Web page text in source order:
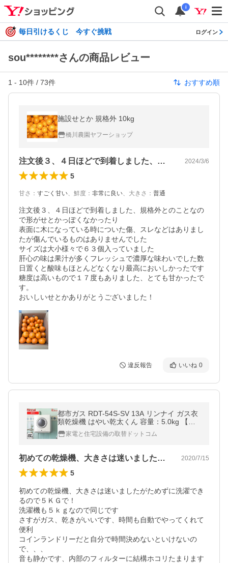
i
毎日引けるくじ 今すぐ挑戦 ログイン
sou********さんの商品レビュー
1 - 10件 / 73件 おすすめ順
施設せとか 規格外 10kg
橋川農園ヤフーショップ
注文後３、４日ほどで到着しました、規格… 2024/3/6
5
甘さ ： すごく甘い、 鮮度 ： 非常に良い、 大きさ ： 普通
注文後３、４日ほどで到着しました、規格外とのことなの
で形がせとかっぽくなかったり
表面に木になっている時についた傷、スレなどはありまし
たが傷んでいるものはありませんでした
サイズは大小様々で６３個入っていました
肝心の味は果汁が多くフレッシュで濃厚な味わいでした数
日置くと酸味もほとんどなくなり最高においしかったです
糖度は高いもので１７度もありました、とても甘かったで
す。
おいしいせとかありがとうございました！
違反報告 いいね 0
都市ガス RDT-54S-SV 13A リンナイ ガス衣
類乾燥機 はやい乾太くん 容量：5.0kg 【取
付対応不可】【在庫なし時後継品での出荷対
応】家電と住宅設備の取替ドットコム
初めての乾燥機、大きさは迷いましたがた… 2020/7/15
5
初めての乾燥機、大きさは迷いましたがためずに洗濯でき
るので５ＫＧで！
洗濯機も５ｋｇなので同じです
さすがガス、乾きがいいです、時間も自動でやってくれて
便利
コインランドリーだと自分で時間決めないといけないの
で、、、
音も静かです、内部のフィルターに結構ホコリたまります